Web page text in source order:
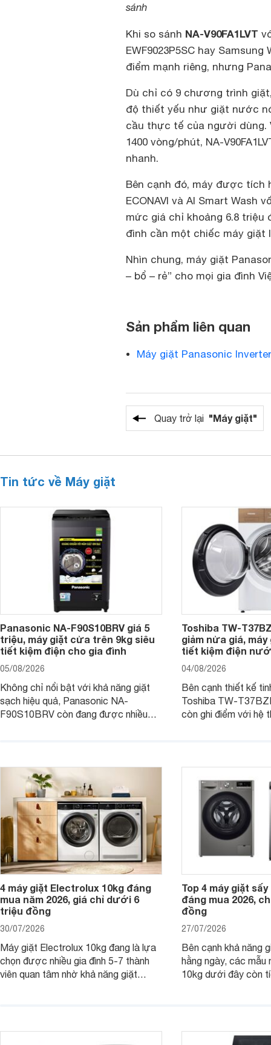
sánh
Khi so sánh NA-V90FA1LVT
EWF9023P5SC hay
điểm mạnh riêng, nhưng
Dù chỉ có 9 chương trình
độ thiết yếu như giặt nước
cầu thực tế của người dùng.
1400 vòng/phút, NA-
nhanh.
Bên cạnh đó, máy được tích
ECONAVI và AI Smart
mức giá chỉ khoảng 6.8 triệu
đình cần một chiếc máy giặt
Nhìn chung, máy giặt
– bổ – rẻ” cho mọi gia đình
Sản phẩm liên quan
Máy giặt Panasonic Inverter
Quay trở lại "Máy giặt"
Tin tức về Máy giặt
Panasonic NA-F90S10BRV giá 5
triệu, máy giặt cửa trên 9kg siêu
tiết kiệm điện cho gia đình
05/08/2026
Không chỉ nổi bật với khả năng giặt
sạch hiệu quả, Panasonic NA-
F90S10BRV còn đang được nhiều
giặt cửa trên 9kg.
Toshiba TW-
giảm nửa giá,
tiết kiệm điện
04/08/2026
Bên cạnh thiết kế
Toshiba TW-
còn ghi điểm với hệ
giặt.
4 máy giặt Electrolux 10kg đáng
mua năm 2026, giá chỉ dưới 6
triệu đồng
30/07/2026
Máy giặt Electrolux 10kg đang là lựa
chọn được nhiều gia đình 5-7 thành
viên quan tâm nhờ khả năng giặt
Top 4 máy giặt
đáng mua 2026,
đồng
27/07/2026
Bên cạnh khả năng
hằng ngày, các mẫu
10kg dưới đây còn